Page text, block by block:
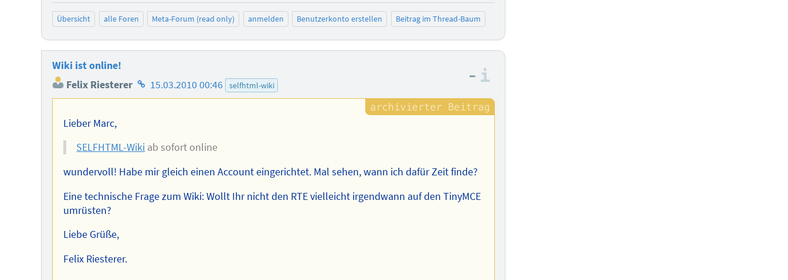
Übersicht alle Foren Meta-Forum (read only) anmelden Benutzerkonto erstellen Beitrag im Thread-Baum
Wiki ist online!
Felix Riesterer Homepage
des
15.03.2010 00:46 selfhtml-wiki
–
Lieber Marc,
SELFHTML-Wiki ab sofort online
wundervoll! Habe mir gleich einen Account eingerichtet. Mal sehen, wann ich dafür Zeit finde?
Eine technische Frage zum Wiki: Wollt Ihr nicht den RTE vielleicht irgendwann auf den TinyMCE
umrüsten?
Liebe Grüße,
Felix Riesterer.